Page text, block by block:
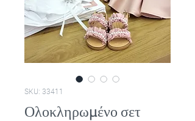
SKU: 33411
Ολοκληρωμένο σετ